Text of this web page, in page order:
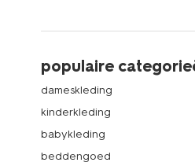
populaire
dameskleding
kinderkleding
babykleding
beddengoed